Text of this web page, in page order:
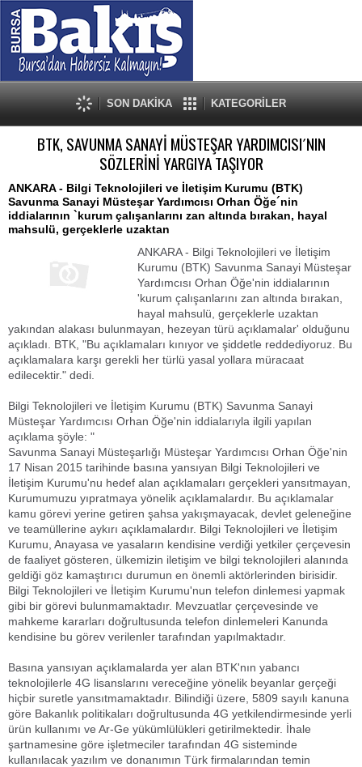
SON DAKİKA KATEGORİLER
BTK, SAVUNMA SANAYİ MÜSTEŞAR YARDIMCISI´NIN
SÖZLERİNİ YARGIYA TAŞIYOR
ANKARA - Bilgi Teknolojileri ve İletişim Kurumu (BTK)
Savunma Sanayi Müsteşar Yardımcısı Orhan Öğe´nin
iddialarının `kurum çalışanlarını zan altında bırakan, hayal
mahsulü, gerçeklerle uzaktan
ANKARA - Bilgi Teknolojileri ve İletişim
Kurumu (BTK) Savunma Sanayi Müsteşar
Yardımcısı Orhan Öğe'nin iddialarının
'kurum çalışanlarını zan altında bırakan,
hayal mahsulü, gerçeklerle uzaktan
yakından alakası bulunmayan, hezeyan türü açıklamalar' olduğunu
açıkladı. BTK, "Bu açıklamaları kınıyor ve şiddetle reddediyoruz. Bu
açıklamalara karşı gerekli her türlü yasal yollara müracaat
edilecektir." dedi.
Bilgi Teknolojileri ve İletişim Kurumu (BTK) Savunma Sanayi
Müsteşar Yardımcısı Orhan Öğe'nin iddialarıyla ilgili yapılan
açıklama şöyle: "
Savunma Sanayi Müsteşarlığı Müsteşar Yardımcısı Orhan Öğe'nin
17 Nisan 2015 tarihinde basına yansıyan Bilgi Teknolojileri ve
İletişim Kurumu'nu hedef alan açıklamaları gerçekleri yansıtmayan,
Kurumumuzu yıpratmaya yönelik açıklamalardır. Bu açıklamalar
kamu görevi yerine getiren şahsa yakışmayacak, devlet geleneğine
ve teamüllerine aykırı açıklamalardır. Bilgi Teknolojileri ve İletişim
Kurumu, Anayasa ve yasaların kendisine verdiği yetkiler çerçevesin
de faaliyet gösteren, ülkemizin iletişim ve bilgi teknolojileri alanında
geldiği göz kamaştırıcı durumun en önemli aktörlerinden birisidir.
Bilgi Teknolojileri ve İletişim Kurumu'nun telefon dinlemesi yapmak
gibi bir görevi bulunmamaktadır. Mevzuatlar çerçevesinde ve
mahkeme kararları doğrultusunda telefon dinlemeleri Kanunda
kendisine bu görev verilenler tarafından yapılmaktadır.
Basına yansıyan açıklamalarda yer alan BTK'nın yabancı
teknolojilerle 4G lisanslarını vereceğine yönelik beyanlar gerçeği
hiçbir suretle yansıtmamaktadır. Bilindiği üzere, 5809 sayılı kanuna
göre Bakanlık politikaları doğrultusunda 4G yetkilendirmesinde yerli
ürün kullanımı ve Ar-Ge yükümlülükleri getirilmektedir. İhale
şartnamesine göre işletmeciler tarafından 4G sisteminde
kullanılacak yazılım ve donanımın Türk firmalarından temin